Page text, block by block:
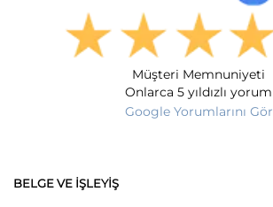
Müşteri Memnuniyeti
Onlarca 5 yıldızlı yorum
Google Yorumlarını Gör
BELGE VE İŞLEYIŞ